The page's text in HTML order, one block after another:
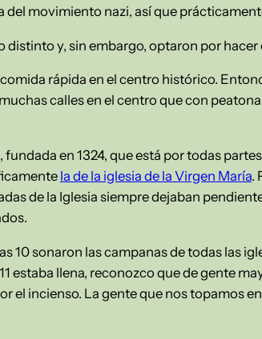
del movimiento nazi, así que
distinto y, sin embargo, optaron por
rápida en el centro histórico.
calles en el centro que con
, fundada en 1324, que está por todas
la de la iglesia de la Virgen María.
de la Iglesia siempre dejaban
10 sonaron las campanas de todas las
estaba llena, reconozco que de gente
el incienso. La gente que nos topamos